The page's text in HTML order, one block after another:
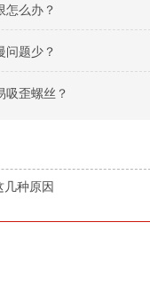
怎么办？
问题少？
吸歪螺丝？
种原因